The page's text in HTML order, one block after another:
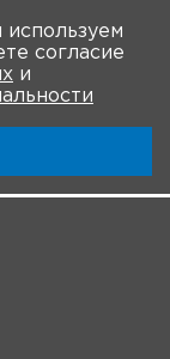
согласие
и
Участники